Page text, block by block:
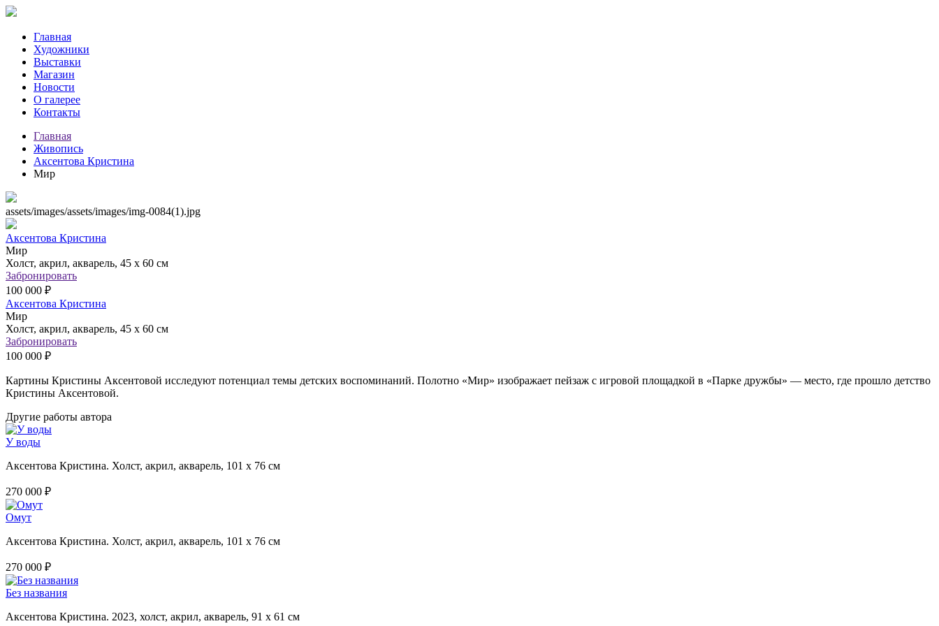
Главная
Художники
Выставки
Магазин
Новости
О галерее
Контакты
Главная
Живопись
Аксентова Кристина
Мир
assets/images/assets/images/img-0084(1).jpg
Аксентова Кристина
Мир
Холст, акрил, акварель, 45 х 60 см
Забронировать
100 000 ₽
Аксентова Кристина
Мир
Холст, акрил, акварель, 45 х 60 см
Забронировать
100 000 ₽
Картины Кристины Аксентовой исследуют потенциал темы детских воспоминаний. Полотно «Мир» изображает пейзаж с игровой площадкой в «Парке дружбы» — место, где прошло детство
Кристины Аксентовой.
Другие работы автора
У воды
Аксентова Кристина. Холст, акрил, акварель, 101 х 76 см
270 000 ₽
Омут
Аксентова Кристина. Холст, акрил, акварель, 101 х 76 см
270 000 ₽
Без названия
Аксентова Кристина. 2023, холст, акрил, акварель, 91 х 61 см